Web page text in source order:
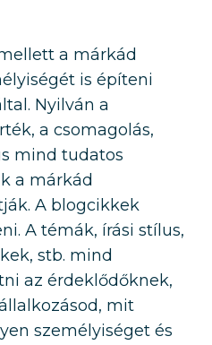
a márkád
is építeni
Nyilván a
a csomagolás,
mind tudatos
a márkád
A blogcikkek
A témák, írási stílus,
stb. mind
az érdeklődőknek,
mit
személyiséget és